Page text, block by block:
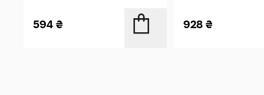
594 ₴ 928₴